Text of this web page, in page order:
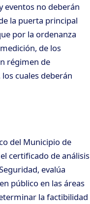
eventos no deberán
la puerta principal
por la ordenanza
de los
régimen de
cuales deberán
del Municipio de
certificado de análisis
evalúa
público en las áreas
la factibilidad